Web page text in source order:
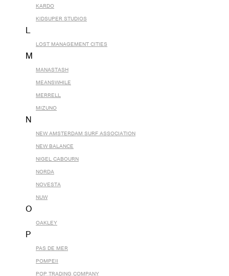
KARDO
KIDSUPER STUDIOS
L
LOST MANAGEMENT CITIES
M
MANASTASH
MEANSWHILE
MERRELL
MIZUNO
N
NEW AMSTERDAM SURF ASSOCIATION
NEW BALANCE
NIGEL CABOURN
NORDA
NOVESTA
NUW
O
OAKLEY
P
PAS DE MER
POMPEII
POP TRADING COMPANY